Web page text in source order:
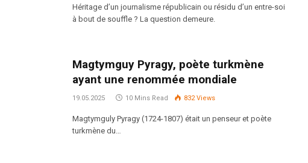
Héritage d’un journalisme républicain ou résidu d’un entre-soi
à bout de souffle ? La question demeure.
Magtymguy Pyragy, poète turkmène
ayant une renommée mondiale
19.05.2025 10 Mins Read 832Views
Magtymguly Pyragy (1724-1807) était un penseur et poète
turkmène du…